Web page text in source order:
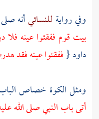
وفي رواية للنسائيأنه
بيت قوم ففقئوا عينه
داود{ففقئوا عينه فقد
ومثل الكوة خصاص
أتى باب النبي صلى الله